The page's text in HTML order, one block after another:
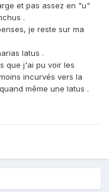
et pas assez en "u"
.
je reste sur ma
latus .
que j'ai pu voir les
incurvés vers la
même une latus .